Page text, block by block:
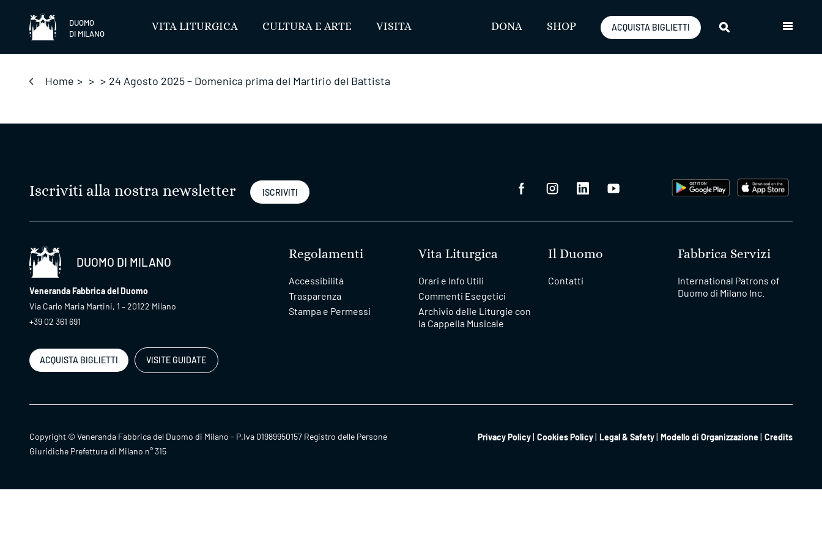
DUOMO
DI MILANO
VITA LITURGICA CULTURA E ARTE VISITA DONA SHOP ACQUISTA BIGLIETTI
Home > > > 24 Agosto 2025 – Domenica prima del Martirio del Battista
Iscriviti alla nostra newsletter ISCRIVITI
DUOMO DI MILANO
Veneranda Fabbrica del Duomo
Via Carlo Maria Martini, 1 – 20122 Milano
+39 02 361 691
ACQUISTA BIGLIETTI VISITE GUIDATE
Regolamenti
Accessibilità
Trasparenza
Stampa e Permessi
Vita Liturgica
Orari e Info Utili
Commenti Esegetici
Archivio delle Liturgie con
la Cappella Musicale
Il Duomo
Contatti
Fabbrica Servizi
International Patrons of
Duomo di Milano Inc.
Copyright © Veneranda Fabbrica del Duomo di Milano - P.Iva 01989950157 Registro delle Persone
Giuridiche Prefettura di Milano n° 315
Privacy Policy Cookies Policy Legal & Safety Modello di Organizzazione Credits